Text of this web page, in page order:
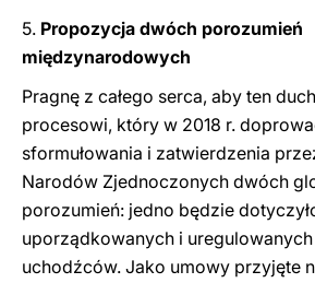
5. Propozycja dwóch porozumień
międzynarodowych
Pragnę z całego serca, aby ten
procesowi, który w 2018 r.
sformułowania i zatwierdzenia
Narodów Zjednoczonych dwóch
porozumień: jedno będzie
uporządkowanych i
uchodźców. Jako umowy przyjęte